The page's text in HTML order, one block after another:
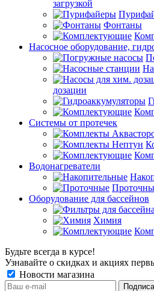
загрузкой
Фонтаны
Насосное оборудование,
дозации
Системы от протечек
Водонагреватели
Оборудование для бассейнов
Химия
Будьте всегда в курсе!
Узнавайте о скидках и акциях
Новости магазина